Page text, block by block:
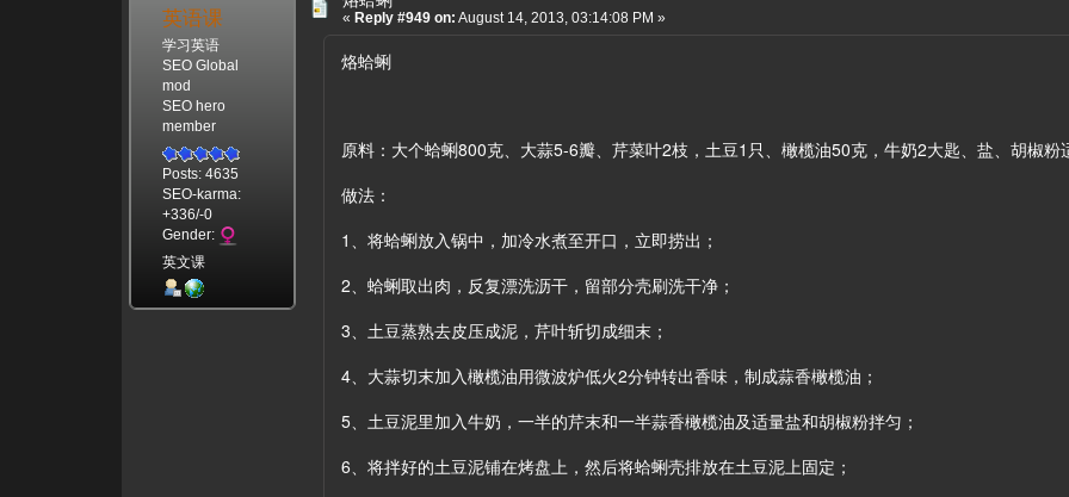
英语课
学习英语
SEO Global
mod
SEO hero
member
Posts: 4635
SEO-karma:
+336/-0
Gender:
英文课
« Reply #949 on: August 14, 2013, 03:14:08 PM »
烙蛤蜊
原料：大个蛤蜊800克、大蒜5-6瓣、芹菜叶2枝，土豆1只、橄榄油50克，牛奶2大匙、盐、胡椒粉
做法：
1、将蛤蜊放入锅中，加冷水煮至开口，立即捞出；
2、蛤蜊取出肉，反复漂洗沥干，留部分壳刷洗干净；
3、土豆蒸熟去皮压成泥，芹叶斩切成细末；
4、大蒜切末加入橄榄油用微波炉低火2分钟转出香味，制成蒜香橄榄油；
5、土豆泥里加入牛奶，一半的芹末和一半蒜香橄榄油及适量盐和胡椒粉拌匀；
6、将拌好的土豆泥铺在烤盘上，然后将蛤蜊壳排放在土豆泥上固定；